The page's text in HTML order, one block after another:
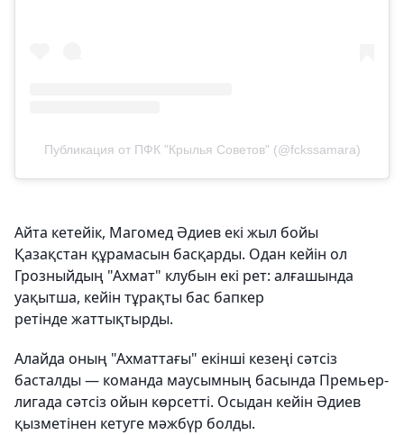
Публикация от ПФК "Крылья Советов" (@fckssamara)
Айта кетейік, Магомед Әдиев екі жыл бойы
Қазақстан құрамасын басқарды. Одан кейін ол
Грозныйдың "Ахмат" клубын екі рет: алғашында
уақытша, кейін тұрақты бас бапкер
ретінде жаттықтырды.
Алайда оның "Ахматтағы" екінші кезеңі сәтсіз
басталды — команда маусымның басында Премьер-
лигада сәтсіз ойын көрсетті. Осыдан кейін Әдиев
қызметінен кетуге мәжбүр болды.